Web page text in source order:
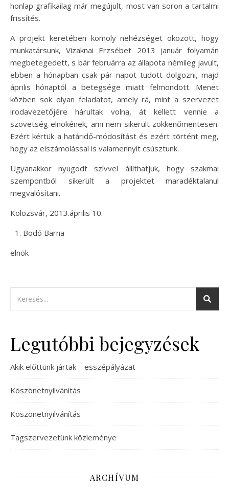
honlap grafikailag már megújult, most van soron a tartalmi
frissítés.
A projekt keretében komoly nehézséget okozott, hogy
munkatársunk, Vizaknai Erzsébet 2013 január folyamán
megbetegedett, s bár februárra az állapota némileg javult,
ebben a hónapban csak pár napot tudott dolgozni, majd
április hónaptól a betegsége miatt felmondott. Menet
közben sok olyan feladatot, amely rá, mint a szervezet
irodavezetőjére hárultak volna, át kellett vennie a
szövetség elnökének, ami nem sikerült zökkenőmentesen.
Ezért kértük a határidő-módosítást és ezért történt meg,
hogy az elszámolással is valamennyit csúsztunk.
Ugyanakkor nyugodt szívvel állíthatjuk, hogy szakmai
szempontból sikerült a projektet maradéktalanul
megvalósítani.
Kolozsvár, 2013.április 10.
Bodó Barna
elnök
Legutóbbi bejegyzések
Akik előttünk jártak – esszépályázat
Köszönetnyilvánítás
Köszönetnyilvánítás
Tagszervezetünk közleménye
ARCHÍVUM